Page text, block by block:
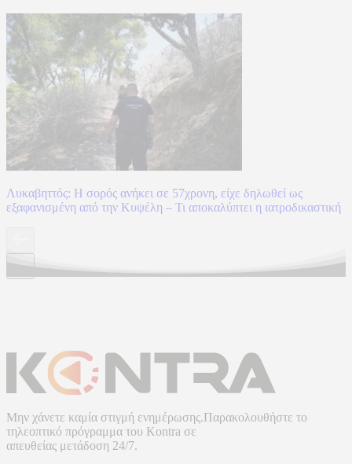
Λυκαβηττός: Η σορός ανήκει σε 57χρονη, είχε δηλωθεί ως
εξαφανισμένη από την Κυψέλη – Τι αποκαλύπτει η ιατροδικαστική
Μην χάνετε καμία στιγμή ενημέρωσης.Παρακολουθήστε το
τηλεοπτικό πρόγραμμα του Kontra σε
απευθείας μετάδοση 24/7.